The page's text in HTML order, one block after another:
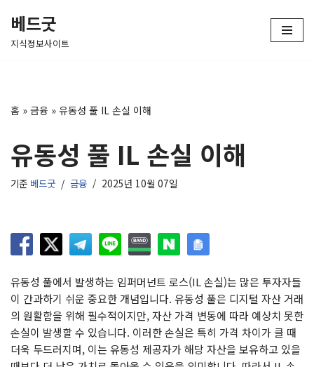
콘
건
기
베드굿
지식정보사이트
홈 » 금융 » 유동성 풀 IL 손실 이해
유동성 풀 IL 손실 이해
기준 베드굿 금융 2025년 10월 07일
유동성 풀에서 발생하는 임퍼머넌트 로스(IL 손실)는 많은 투자자들
이 간과하기 쉬운 중요한 개념입니다. 유동성 풀은 디지털 자산 거래
의 원활함을 위해 필수적이지만, 자산 가격 변동에 따라 예상치 못한
손실이 발생할 수 있습니다. 이러한 손실은 특히 가격 차이가 클 때
더욱 두드러지며, 이는 유동성 제공자가 해당 자산을 보유하고 있을